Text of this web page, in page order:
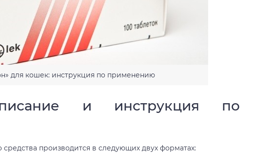
для кошек: инструкция по применению
и инструкция по
средства производится в следующих двух форматах: